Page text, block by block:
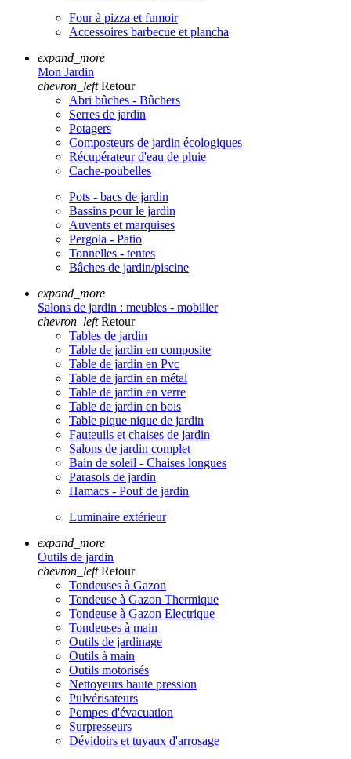
Four à pizza et fumoir
Accessoires barbecue et plancha
expand_more
Mon Jardin
chevron_left Retour
Abri bûches - Bûchers
Serres de jardin
Potagers
Composteurs de jardin écologiques
Récupérateur d'eau de pluie
Cache-poubelles
Pots - bacs de jardin
Bassins pour le jardin
Auvents et marquises
Pergola - Patio
Tonnelles - tentes
Bâches de jardin/piscine
expand_more
Salons de jardin : meubles - mobilier
chevron_left Retour
Tables de jardin
Table de jardin en composite
Table de jardin en Pvc
Table de jardin en métal
Table de jardin en verre
Table de jardin en bois
Table pique nique de jardin
Fauteuils et chaises de jardin
Salons de jardin complet
Bain de soleil - Chaises longues
Parasols de jardin
Hamacs - Pouf de jardin
Luminaire extérieur
expand_more
Outils de jardin
chevron_left Retour
Tondeuses à Gazon
Tondeuse à Gazon Thermique
Tondeuse à Gazon Electrique
Tondeuses à main
Outils de jardinage
Outils à main
Outils motorisés
Nettoyeurs haute pression
Pulvérisateurs
Pompes d'évacuation
Surpresseurs
Dévidoirs et tuyaux d'arrosage